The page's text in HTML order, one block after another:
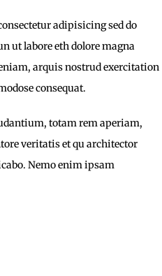
adipisicing sed do
ut labore eth dolore magna
arquis nostrud exercitation
consequat.
totam rem aperiam,
veritatis et qu architector
Nemo enim ipsam